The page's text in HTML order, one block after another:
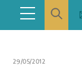
content
Menu
29/05/2012